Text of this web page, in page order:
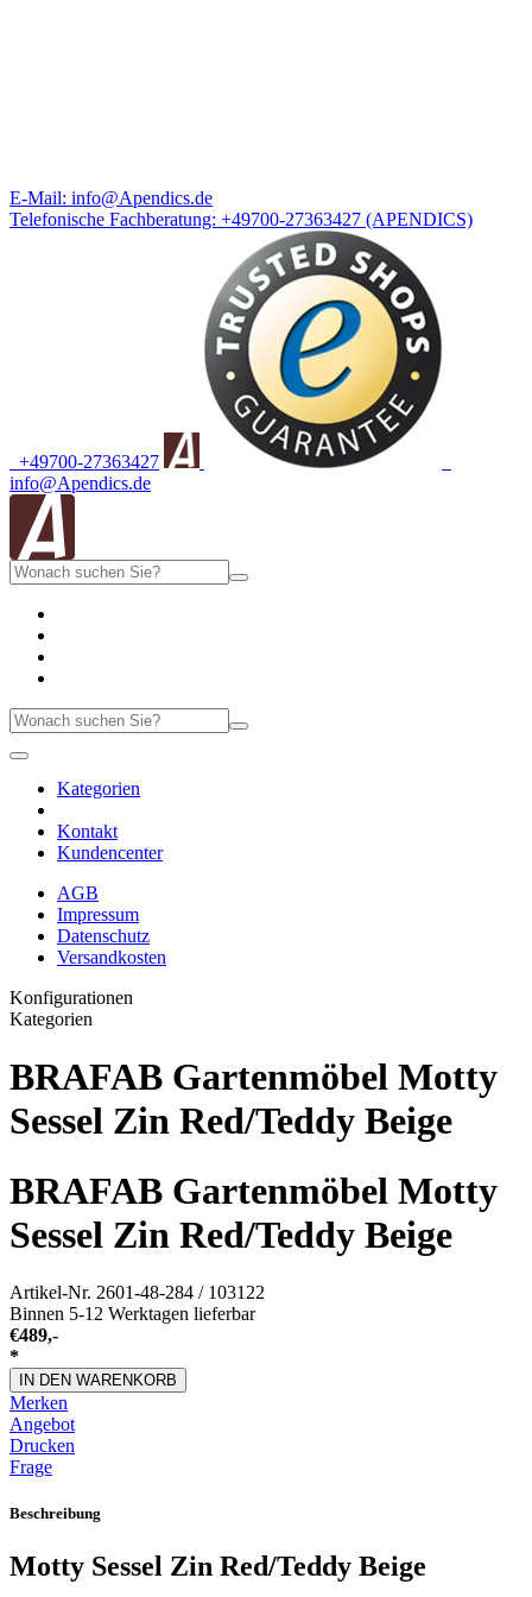
E-Mail: info@Apendics.de
Telefonische Fachberatung: +49700-27363427 (APENDICS)
+49700-27363427
info@Apendics.de
Kategorien
Kontakt
Kundencenter
AGB
Impressum
Datenschutz
Versandkosten
Konfigurationen
Kategorien
BRAFAB Gartenmöbel Motty
Sessel Zin Red/Teddy Beige
BRAFAB Gartenmöbel Motty
Sessel Zin Red/Teddy Beige
Artikel-Nr. 2601-48-284 / 103122
Binnen 5-12 Werktagen lieferbar
€489,-
*
IN DEN WARENKORB
Merken
Angebot
Drucken
Frage
Beschreibung
Motty Sessel Zin Red/Teddy Beige